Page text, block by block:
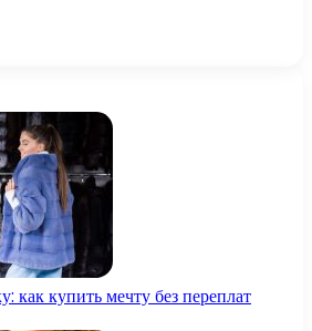
как купить мечту без переплат